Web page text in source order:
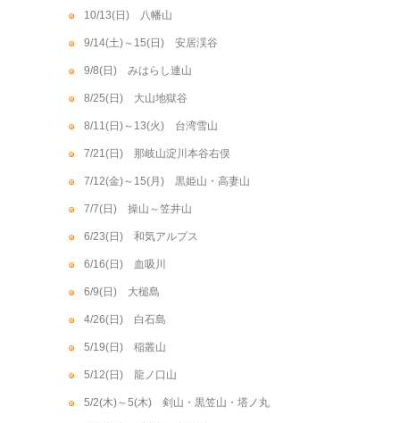
10/13(日) 八幡山
9/14(土)～15(日) 安居渓谷
9/8(日) みはらし連山
8/25(日) 大山地獄谷
8/11(日)～13(火) 台湾雪山
7/21(日) 那岐山淀川本谷右俣
7/12(金)～15(月) 黒姫山・高妻山
7/7(日) 操山～笠井山
6/23(日) 和気アルプス
6/16(日) 血吸川
6/9(日) 大槌島
4/26(日) 白石島
5/19(日) 稲叢山
5/12(日) 龍ノ口山
5/2(木)～5(木) 剣山・黒笠山・塔ノ丸